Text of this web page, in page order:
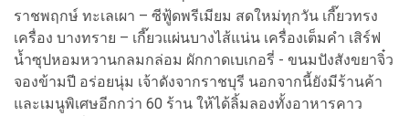
ราชพฤกษ์ ทะเลเผา – ซีฟู้ดพรีเมียม สดใหม่ทุกวัน เกี๊ยวทรง
เครื่อง บางทราย – เกี๊ยวแผ่นบางไส้แน่น เครื่องเต็มคำ เสิร์ฟ
น้ำซุปหอมหวานกลมกล่อม ผักกาดเบเกอรี่ - ขนมปังสังขยาจิ๋ว
จองข้ามปี อร่อยนุ่ม เจ้าดังจากราชบุรี นอกจากนี้ยังมีร้านค้า
และเมนูพิเศษอีกกว่า 60 ร้าน ให้ได้ลิ้มลองทั้งอาหารคาว